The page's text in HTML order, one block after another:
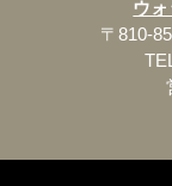
ウ
〒810-